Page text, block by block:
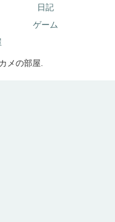
日記
ゲーム
メの部屋.